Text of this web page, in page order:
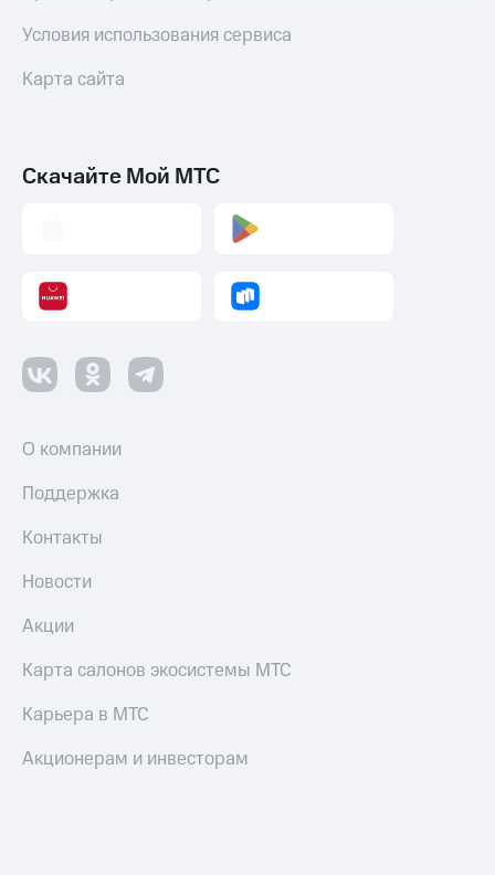
Условия использования сервиса
Карта сайта
Скачайте Мой МТС
О компании
Поддержка
Контакты
Новости
Акции
Карта салонов экосистемы МТС
Карьера в МТС
Акционерам и инвесторам